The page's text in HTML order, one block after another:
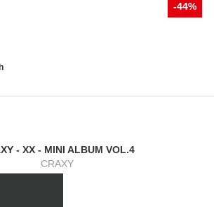
-44%
- XX - MINI ALBUM VOL.4
CRAXY